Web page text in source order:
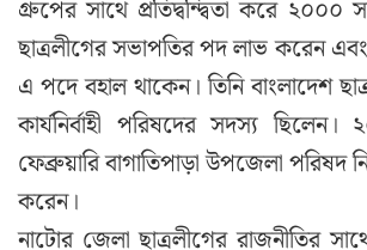
গ্রুপের সাথে প্রতিদ্বন্দ্বিতা করে ২০০০
ছাত্রলীগের সভাপতির পদ লাভ করেন
এ পদে বহাল থাকেন। তিনি বাংলাদেশ
কার্যনির্বাহী পরিষদের সদস্য
ফেব্রুয়ারি বাগাতিপাড়া উপজেলা পরিষদ
করেন।
নাটোর জেলা ছাত্রলীগের রাজনীতির